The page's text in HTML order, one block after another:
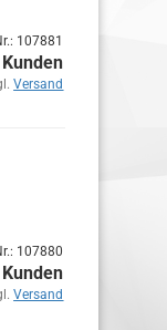
107881
Versand
107880
Versand